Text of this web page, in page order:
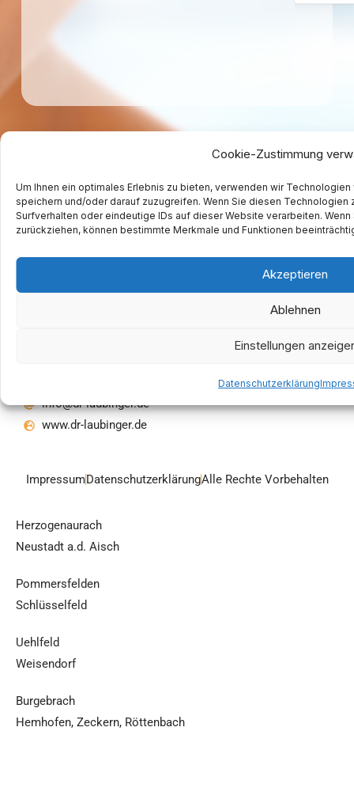
Cookie-Zustimmung
Um Ihnen ein optimales Erlebnis zu bieten, verwenden wir
speichern und/oder darauf zuzugreifen. Wenn Sie diesen Technologien
Surfverhalten oder eindeutige IDs auf dieser Website verarbeiten.
zurückziehen, können bestimmte Merkmale und Funktionen
Akzeptieren
Ablehnen
Einstellungen
Datenschutzerklärung
info@dr-laubinger.de
www.dr-laubinger.de
ImpressumDatenschutzerklärungAlle Rechte Vorbehalten
Herzogenaurach
Neustadt a.d. Aisch
Pommersfelden
Schlüsselfeld
Uehlfeld
Weisendorf
Burgebrach
Hemhofen, Zeckern, Röttenbach